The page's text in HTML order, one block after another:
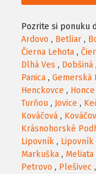
Pozrite si ponuku
Ardovo , Betliar ,
Čierna Lehota ,
Dlhá Ves , Dobšiná ,
Panica , Gemerská
Henckovce , Honce
Turňou , Jovice ,
Kováčová ,
Krásnohorské
Lipovník , Lipovník
Markuška , Meliata
Petrovo , Plešivec ,